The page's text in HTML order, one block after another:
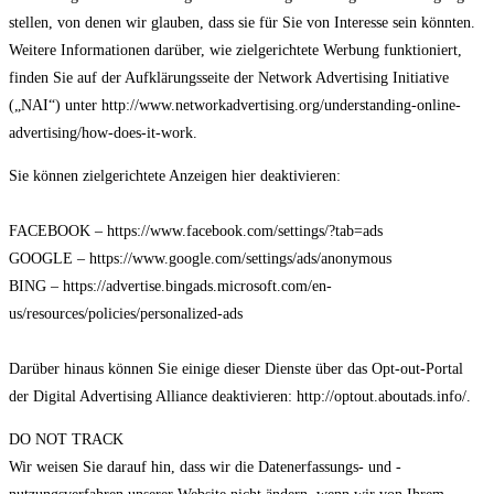
stellen, von denen wir glauben, dass sie für Sie von Interesse sein könnten.
Weitere Informationen darüber, wie zielgerichtete Werbung funktioniert,
finden Sie auf der Aufklärungsseite der Network Advertising Initiative
(„NAI“) unter http://www.networkadvertising.org/understanding-online-
advertising/how-does-it-work.
Sie können zielgerichtete Anzeigen hier deaktivieren:
FACEBOOK – https://www.facebook.com/settings/?tab=ads
GOOGLE – https://www.google.com/settings/ads/anonymous
BING – https://advertise.bingads.microsoft.com/en-
us/resources/policies/personalized-ads
Darüber hinaus können Sie einige dieser Dienste über das Opt-out-Portal
der Digital Advertising Alliance deaktivieren: http://optout.aboutads.info/.
DO NOT TRACK
Wir weisen Sie darauf hin, dass wir die Datenerfassungs- und -